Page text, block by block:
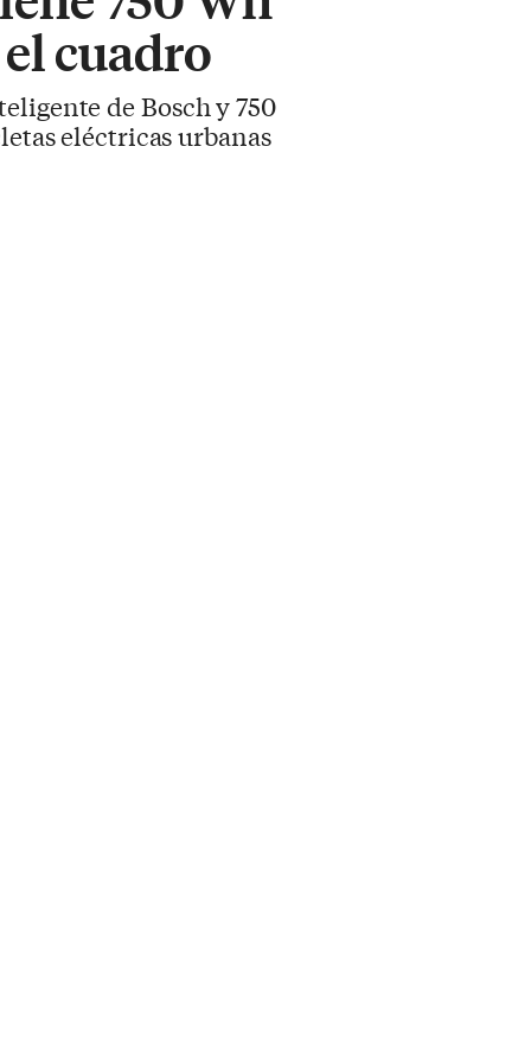
cuadro
de Bosch y 750
eléctricas urbanas